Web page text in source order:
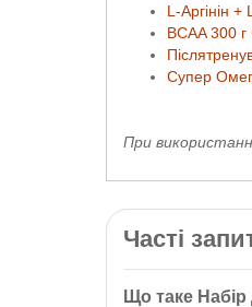
L-Аргінін
BCAA 300
Супер
При
Часті
Що таке